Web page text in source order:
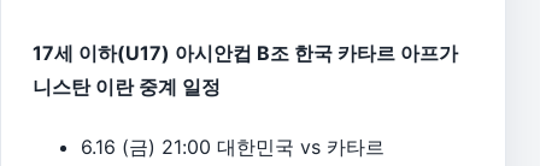
17세 이하(U17) 아시안컵 B조 한국 카타르 아프가
니스탄 이란 중계 일정
6.16 (금) 21:00 대한민국 vs 카타르